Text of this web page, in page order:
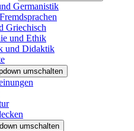
Germanistik
Griechisch
und Ethik
und Didaktik
umschalten
umschalten